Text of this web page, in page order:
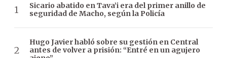
Sicario abatido en Tava’i era del primer anillo de
seguridad de Macho, según la Policía
Hugo Javier habló sobre su gestión en Central
antes de volver a prisión: “Entré en un agujero